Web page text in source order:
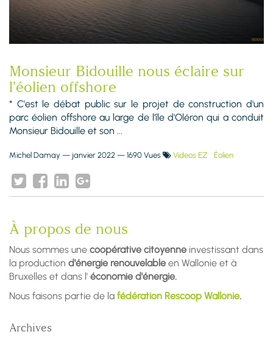
Monsieur Bidouille nous éclaire sur
l'éolien offshore
* C'est le débat public sur le projet de construction d'un
parc éolien offshore au large de l'île d'Oléron qui a conduit
Monsieur Bidouille et son ...
Michel Damay — janvier 2022 — 1690 Vues Videos EZ Éolien
À propos de nous
Nous sommes une coopérative citoyenne investissant dans
la production d'énergie renouvelable en Wallonie et à
Bruxelles et dans l' économie d'énergie.
Nous faisons partie de la fédération Rescoop Wallonie.
Archives